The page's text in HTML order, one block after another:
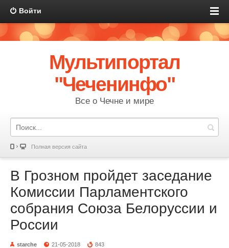
Войти
Мультипортал
"Чеченинфо"
Все о Чечне и мире
Полная версия сайта
В Грозном пройдет заседание
Комиссии Парламентского
собрания Союза Белоруссии и
России
starche 21-05-2018 843